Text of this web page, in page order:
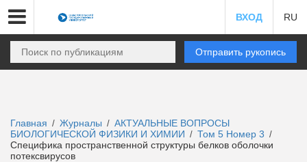
ВХОД RU
Отправить рукопись
Главная / Журналы / АКТУАЛЬНЫЕ ВОПРОСЫ
БИОЛОГИЧЕСКОЙ ФИЗИКИ И ХИМИИ / Том 5 Номер 3 /
Специфика пространственной структуры белков оболочки
потексвирусов